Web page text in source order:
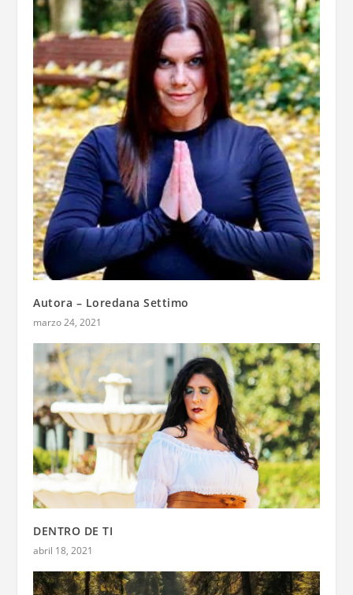
Autora – Loredana Settimo
marzo 24, 2021
DENTRO DE TI
abril 18, 2021